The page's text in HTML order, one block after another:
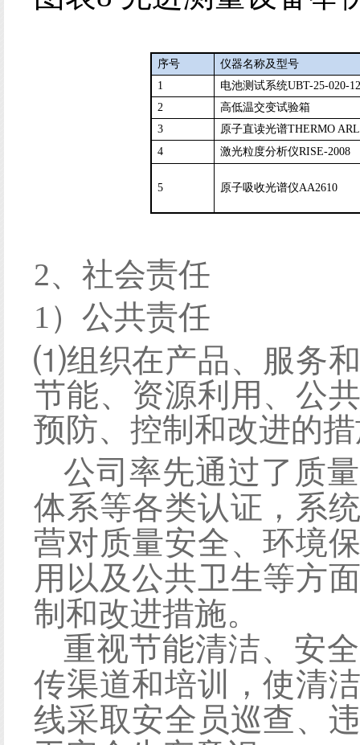
序号
仪器名称及型号
1
电池测试系统UBT-25-020-
2
高低温交变试验箱
3
原子直读光谱THERMO
4
激光粒度分析仪RISE-2008
5 原子吸收光谱仪AA2610
2、社会责任
1）公共责任
⑴组织在产品、服务
节能、资源利用、公
预防、控制和改进的
公司率先通过了质
体系等各类认证，系
营对质量安全、环境
用以及公共卫生等方
制和改进措施。
重视节能清洁、安
传渠道和培训，使清
线采取安全员巡查、